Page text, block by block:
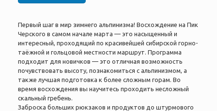
Первый шаг в мир зимнего альпинизма! Восхождение на Пик
Черского в самом начале марта — это насыщенный и
интересный, проходящий по красивейшей сибирской горно-
таёжной и гольцовой местности маршрут. Программа
подходит для новичков — это отличная возможность
почувствовать высоту, познакомиться с альпинизмом, а
также лучшая подготовка к более сложным горам. Во
время восхождения вы научитесь проходить несложный
скальный гребень.
Заброска больших рюкзаков и продуктов до штурмового